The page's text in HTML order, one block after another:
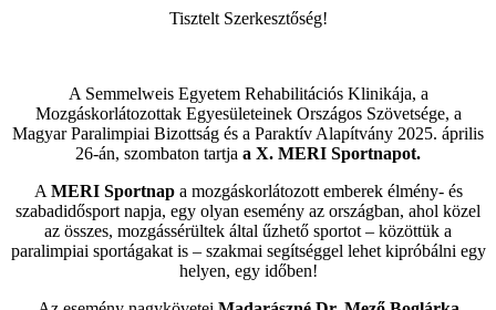
Tisztelt Szerkesztőség!
A Semmelweis Egyetem Rehabilitációs Klinikája, a
Mozgáskorlátozottak Egyesületeinek Országos Szövetsége, a
Magyar Paralimpiai Bizottság és a Paraktív Alapítvány 2025. április
26-án, szombaton tartja a X. MERI Sportnapot.
A MERI Sportnapa mozgáskorlátozott emberek élmény- és
szabadidősport napja, egy olyan esemény az országban, ahol közel
az összes, mozgássérültek által űzhető sportot – közöttük a
paralimpiai sportágakat is – szakmai segítséggel lehet kipróbálni egy
helyen, egy időben!